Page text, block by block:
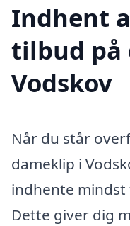
Indhent
tilbud på
Vodskov
Når du står
dameklip i
indhente
Dette giver dig